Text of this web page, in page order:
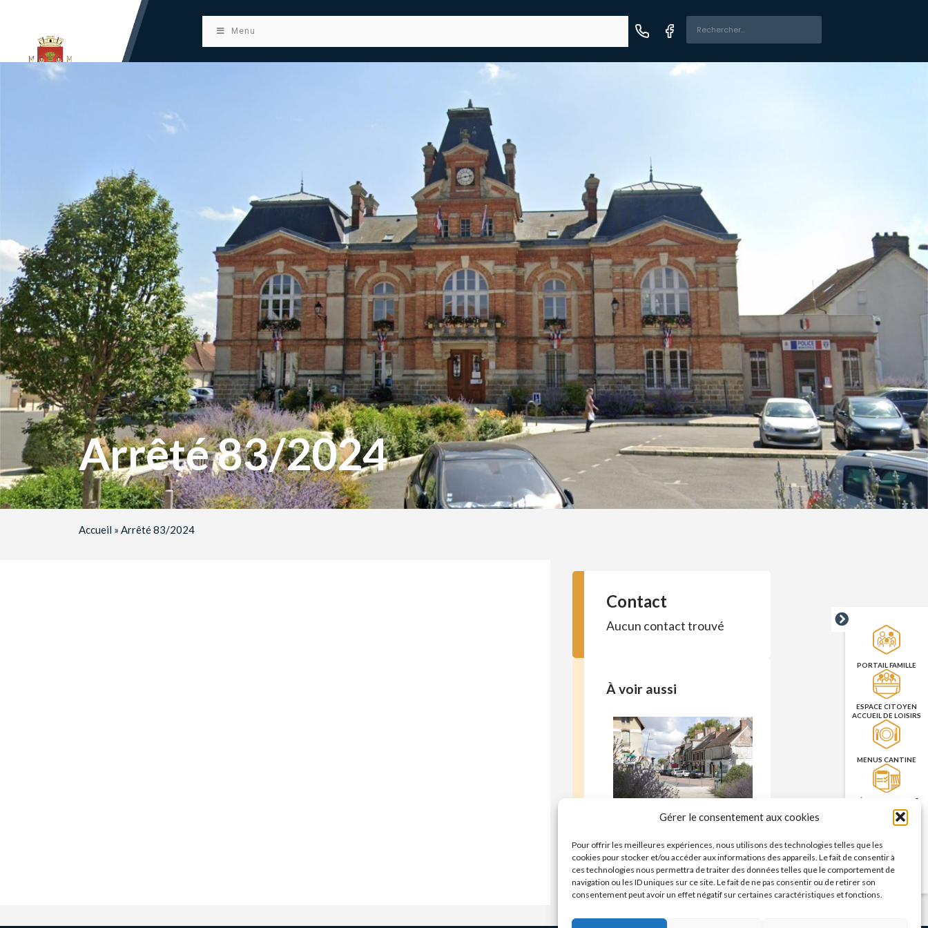
Gérer le consentement aux cookies
Pour offrir les meilleures expériences, nous utilisons des technologies telles que les
cookies pour stocker et/ou accéder aux informations des appareils. Le fait de consentir à
ces technologies nous permettra de traiter des données telles que le comportement de
navigation ou les ID uniques sur ce site. Le fait de ne pas consentir ou de retirer son
consentement peut avoir un effet négatif sur certaines caractéristiques et fonctions.
Menu
PORTAIL FAMILLE
ESPACE CITOYEN
ACCUEIL DE LOISIRS
MENUS CANTINE
RÉSERVATION DES
SALLES
PRISE DE RENDEZ-
CNI/PASSEPORT
Arrêté 83/2024
Accueil »Arrêté 83/2024
Contact
Aucun contact trouvé
À voir aussi
Commerces – enseignes